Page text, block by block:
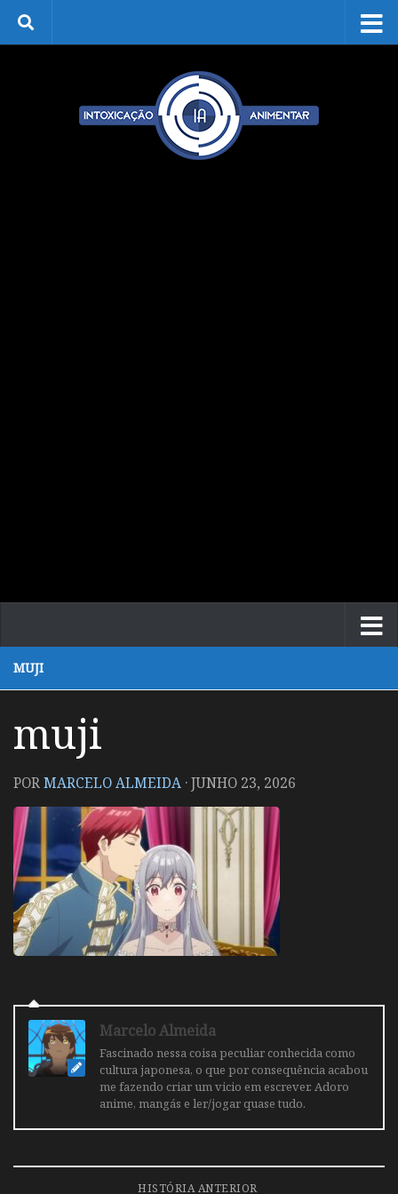
Skip to content
MUJI
muji
PORMARCELO ALMEIDA ·JUNHO 23, 2026
Marcelo Almeida
Fascinado nessa coisa peculiar conhecida como
cultura japonesa, o que por consequência acabou
me fazendo criar um vicio em escrever. Adoro
anime, mangás e ler/jogar quase tudo.
HISTÓRIA ANTERIOR